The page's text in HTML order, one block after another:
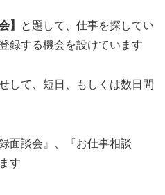
】
と題して、仕事を探してい
録する機会を設けています
して、短日、もしくは数日間
面談会』、『お仕事相談
す